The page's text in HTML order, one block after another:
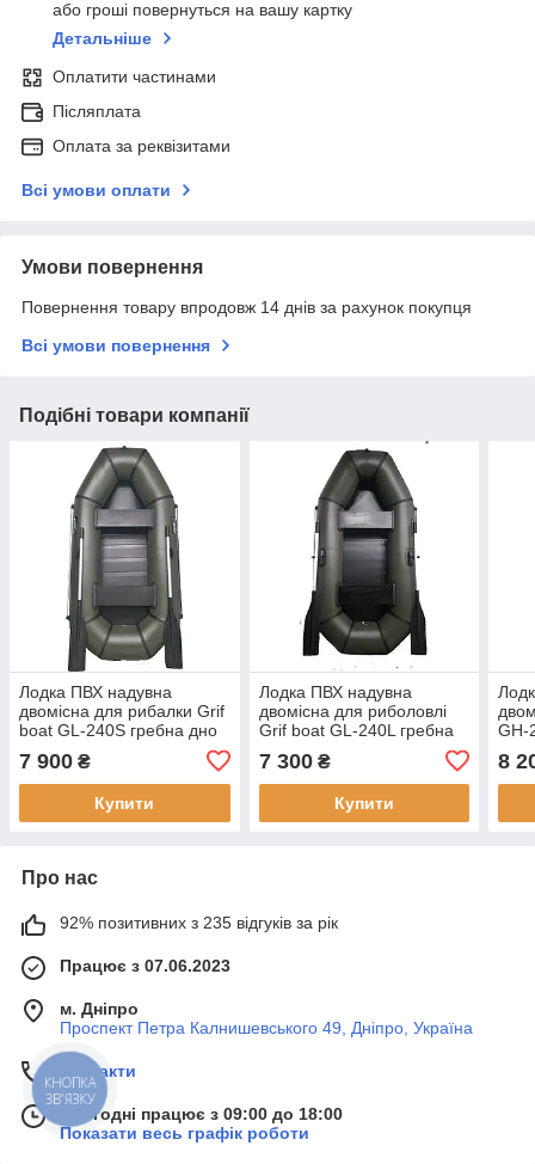
або гроші повернуться на вашу картку
Детальніше
Оплатити частинами
Післяплата
Оплата за реквізитами
Всі умови оплати
Умови повернення
Повернення товару впродовж 14 днів за рахунок покупця
Всі умови повернення
Подібні товари компанії
Лодка ПВХ надувна
двомісна для рибалки Grif
boat GL-240S гребна дно
вага 12 кг
вантажопідйомність 215 кг
7 900 ₴
Купити
Лодка ПВХ надувна
двомісна для риболовлі
Grif boat GL-240L гребна
215 кг 12 кг
7 300₴
Купити
GН-
8
Про нас
92% позитивних з 235 відгуків за рік
Працює з 07.06.2023
м. Дніпро
Проспект Петра Калнишевського 49, Дніпро, Україна
Контакти
Сьогодні працює з 09:00 до 18:00
Показати весь графік роботи
КНОПКА
ЗВ'ЯЗКУ